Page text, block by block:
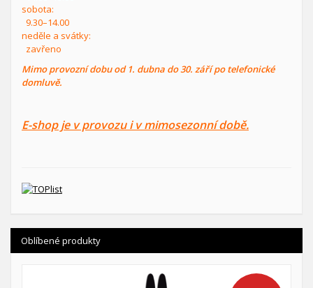
sobota:
9.30–14.00
neděle a svátky:
zavřeno
Mimo provozní dobu od 1. dubna do 30. září po telefonické
domluvě.
E-shop je v provozu i v mimosezonní době.
Oblíbené produkty